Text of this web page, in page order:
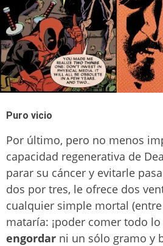
Puro vicio
Por último, pero no menos
capacidad regenerativa de
parar su cáncer y evitarle
dos por tres, le ofrece dos
cualquier simple mortal
mataría: ¡poder comer todo
engordar ni un sólo gramo y